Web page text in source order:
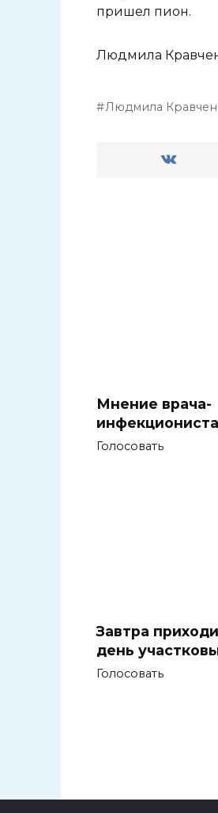
пришел пион.
Людмила
Людмила
Мнение врача-
инфекциониста
Голосовать
Завтра
день
Голосовать